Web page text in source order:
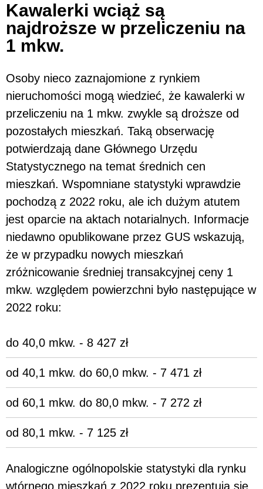
Kawalerki wciąż są
najdroższe w przeliczeniu na
1 mkw.
Osoby nieco zaznajomione z rynkiem
nieruchomości mogą wiedzieć, że kawalerki w
przeliczeniu na 1 mkw. zwykle są droższe od
pozostałych mieszkań. Taką obserwację
potwierdzają dane Głównego Urzędu
Statystycznego na temat średnich cen
mieszkań. Wspomniane statystyki wprawdzie
pochodzą z 2022 roku, ale ich dużym atutem
jest oparcie na aktach notarialnych. Informacje
niedawno opublikowane przez GUS wskazują,
że w przypadku nowych mieszkań
zróżnicowanie średniej transakcyjnej ceny 1
mkw. względem powierzchni było następujące w
2022 roku:
do 40,0 mkw. - 8 427 zł
od 40,1 mkw. do 60,0 mkw. - 7 471 zł
od 60,1 mkw. do 80,0 mkw. - 7 272 zł
od 80,1 mkw. - 7 125 zł
Analogiczne ogólnopolskie statystyki dla rynku
wtórnego mieszkań z 2022 roku prezentują się